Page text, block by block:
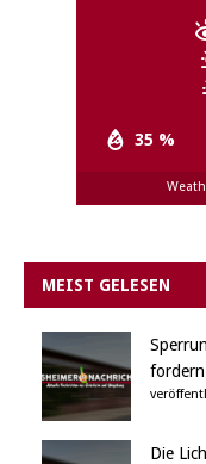
35 %
MEIST GELESEN
Die